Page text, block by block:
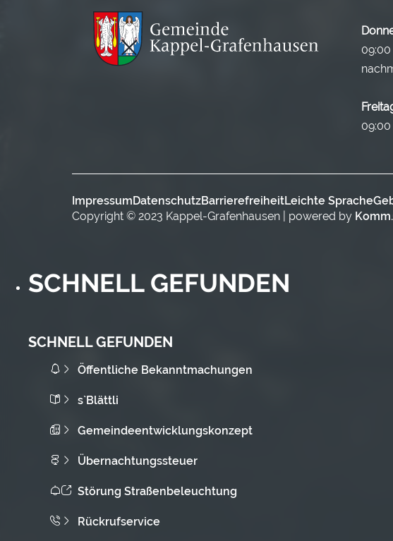
09:00
ImpressumDatenschutzBarrierefreiheitLeichte Sprache
Copyright © 2023 Kappel-Grafenhausen | powered by
SCHNELL GEFUNDEN
SCHNELL GEFUNDEN
Öffentliche Bekanntmachungen
s`Blättli
Gemeindeentwicklungskonzept
Übernachtungssteuer
Störung Straßenbeleuchtung
Rückrufservice